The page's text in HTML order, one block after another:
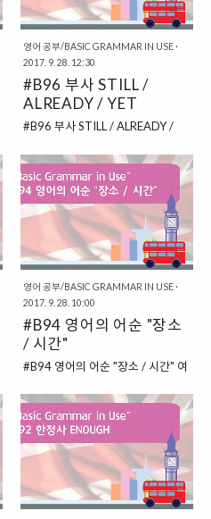
접속사로 사용] WHILE = 도중에 ..
각할 필요는 없는 것이, 기본적인 개
념을 알아두면 어느 정도 응용이 가
능하기도 하고, 실제로 원어민들도
자신들의 생각에 따라서 같은 문장
을 만들 때, "다른 전치사"를 사용하
는 경우가 있답니다. 미국식 영어와
영국식 영어에서 차이를 보이는 점
치사를 완벽하게 사용하기보다는
이 전치사는 이런 개념을 가지고 있
구나 하는 것을 파악하는 것이 영어
를 공부하는데 도움이 될 것입니다.
물론, 시험을 준비 중이라면, 헷갈리
는 전치사를 집중적으..
영어 공부/BASIC GRAMMAR IN USE·
2017. 9. 28. 12:30
#B96 부사 STILL /
ALREADY / YET
#B96 부사 STILL / ALREADY /
대해서 살펴보도록 하겠습니다. 앞
에서 부사의 위치에 대해서 살펴보
기도 했는데요. 이번에 알아볼 3가
지 부사인 "STILL / ALREADY /
YET"의 경우, "STILL /
ALREADY"의 경우에는 일반적인
빈도부사의 위치에 적용을 하면 되
는데, "YET"의 경우에는 조금 특별
합니다. 주로 문장의 끝에 위치하는
부사라고 할 수 있지요. 이번에는 이
렇게 3가지 부사의 의미와 쓰임에
대해서 살펴보도록 할 것입니다. #
STILL = 아직도 / 계속해서 우선,
STILL이 가지는 의미는 "아직도"라
는 의미라고 할 수 있습니다. 이전에
내린 비가 지금까지 내리고 있는 경
우, "바가 아직도 내리고 있다."라고
말할 수 있는데요..
영어 공부/BASIC GRAMMAR IN USE·
2017. 9. 28. 10:00
#B94 영어의 어순 "장소
/ 시간"
#B94 영어의 어순 "장소 / 시간" 여
번 알아보았습니다. 이번에는 조금
뜬금없지만, 영어의 문장을 조합하
는 순서에 대해서 한 번 이야기를 해
보도록 하겠습니다. 앞에서 우리는
영어는 대표적인 고립어로 일종의
조립식 구조의 언어라고 이야기를
했었습니다. 그래서 우리말과 달리